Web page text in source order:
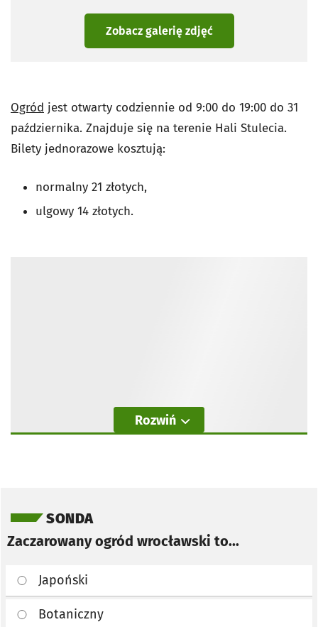
Zobacz galerię zdjęć
Ogród jest otwarty codziennie od 9:00 do 19:00 do 31
października. Znajduje się na terenie Hali Stulecia.
Bilety jednorazowe kosztują:
normalny 21 złotych,
ulgowy 14 złotych.
Rozwiń
SONDA
Zaczarowany ogród wrocławski to...
Japoński
Botaniczny